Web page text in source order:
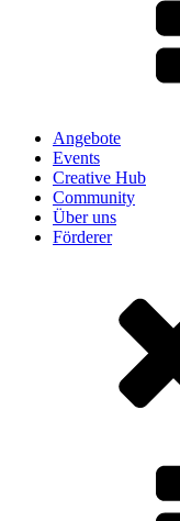
Angebote
Events
Creative Hub
Community
Über uns
Förderer